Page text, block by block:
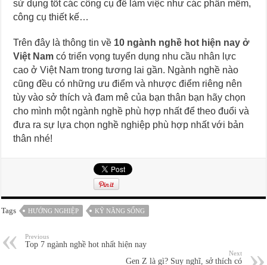
sử dụng tốt các công cụ để làm việc như các phần mềm,
công cụ thiết kế…
Trên đây là thông tin về 10 ngành nghề hot hiện nay ở
Việt Nam có triển vọng tuyển dụng nhu cầu nhân lực
cao ở Việt Nam trong tương lai gần. Ngành nghề nào
cũng đều có những ưu điểm và nhược điểm riêng nên
tùy vào sở thích và đam mê của bạn thân bạn hãy chọn
cho mình một ngành nghề phù hợp nhất để theo đuổi và
đưa ra sự lựa chọn nghề nghiệp phù hợp nhất với bản
thân nhé!
Tags HƯỚNG NGHIỆP KỸ NĂNG SỐNG
Previous
Top 7 ngành nghề hot nhất hiện nay
Next
Gen Z là gì? Suy nghĩ, sở thích có